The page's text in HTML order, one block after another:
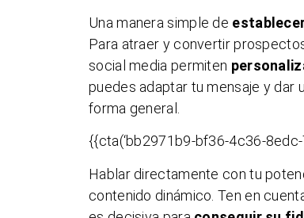
Una manera simple de
Para atraer y convertir
social media permiten
puedes adaptar tu mensaje y dar
forma general.
{{cta(‘bb2971b9-bf36-4c36-
Hablar directamente con tu
contenido dinámico. Ten en